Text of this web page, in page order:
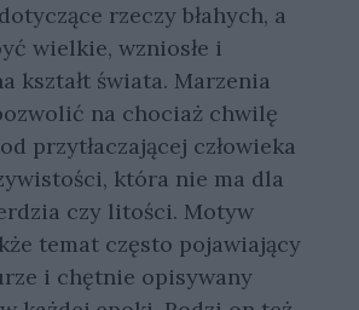
rzeczy błahych, a
wielkie, wzniosłe i
kształt świata. Marzenia
na chociaż chwilę
przytłaczającej człowieka
która nie ma dla
czy litości. Motyw
temat często pojawiający
i chętnie opisywany